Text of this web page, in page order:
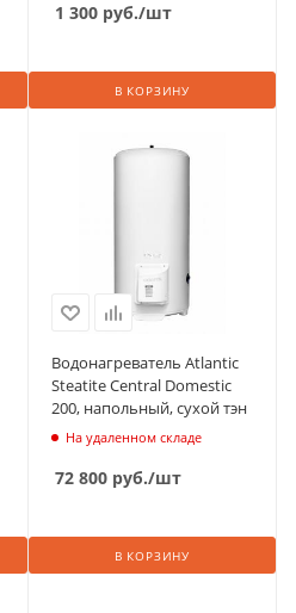
1 300 руб./шт
В КОРЗИНУ
Водонагреватель Atlantic
Steatite Central Domestic
200, напольный, сухой тэн
На удаленном складе
72 800 руб./шт
В КОРЗИНУ